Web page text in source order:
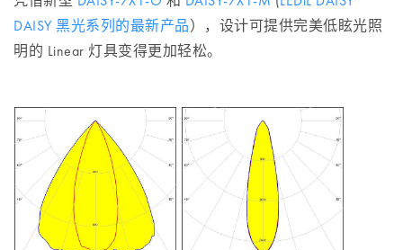
DAISY 黑光系列的最新产品），设计可提供完美低眩光照
明的 Linear 灯具变得更加轻松。